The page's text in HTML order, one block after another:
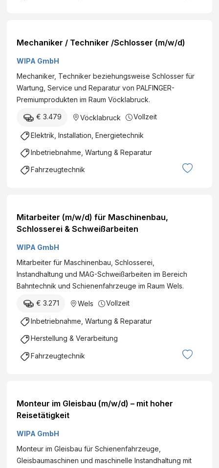
Mechaniker / Techniker /Schlosser (m/w/d)
WIPA GmbH
Mechaniker, Techniker beziehungsweise Schlosser für
Wartung, Service und Reparatur von PALFINGER-
Premiumprodukten im Raum Vöcklabruck.
€ 3.479 Vöcklabruck Vollzeit
Elektrik, Installation, Energietechnik
Inbetriebnahme, Wartung & Reparatur
Fahrzeugtechnik
Mitarbeiter (m/w/d) für Maschinenbau,
Schlosserei & Schweißarbeiten
WIPA GmbH
Mitarbeiter für Maschinenbau, Schlosserei,
Instandhaltung und MAG-Schweißarbeiten im Bereich
Bahntechnik und Schienenfahrzeuge im Raum Wels.
€ 3.271 Wels Vollzeit
Inbetriebnahme, Wartung & Reparatur
Herstellung & Verarbeitung
Fahrzeugtechnik
Monteur im Gleisbau (m/w/d) – mit hoher
Reisetätigkeit
WIPA GmbH
Monteur im Gleisbau für Schienenfahrzeuge,
Gleisbaumaschinen und maschinelle Instandhaltung mit